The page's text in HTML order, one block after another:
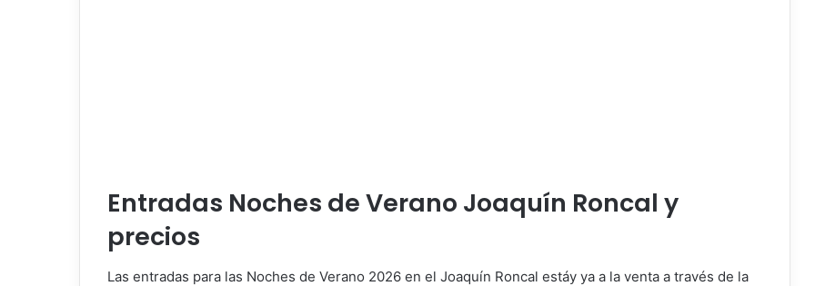
Entradas Noches de Verano Joaquín Roncal y
precios
Las entradas para las Noches de Verano 2026 en el Joaquín Roncal estáy ya a la venta a través de la